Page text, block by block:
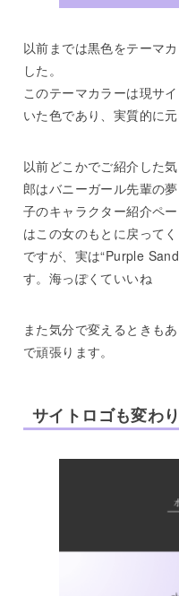
以前までは黒色をテーマ
した。
このテーマカラーは現サ
いた色であり、実質的に
以前どこかでご紹介した
郎はバニーガール先輩の
子のキャラクター紹介ペ
はこの女のもとに戻って
ですが、実は“Purple
す。海っぽくていいね
また気分で変えるときも
で頑張ります。
サイトロゴも変わ